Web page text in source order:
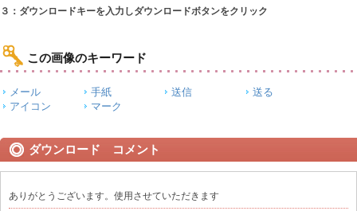
３：ダウンロードキーを入力しダウンロードボタンをクリック
この画像のキーワード
メール 手紙 送信
送る
アイコン
マーク
ダウンロード コメント
ありがとうございます。使用させていただきます